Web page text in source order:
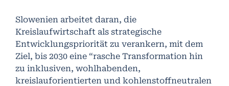
Slowenien arbeitet daran, die
Kreislaufwirtschaft als strategische
Entwicklungspriorität zu verankern, mit dem
Ziel, bis 2030 eine “rasche Transformation hin
zu inklusiven, wohlhabenden,
kreislauforientierten und kohlenstoffneutralen